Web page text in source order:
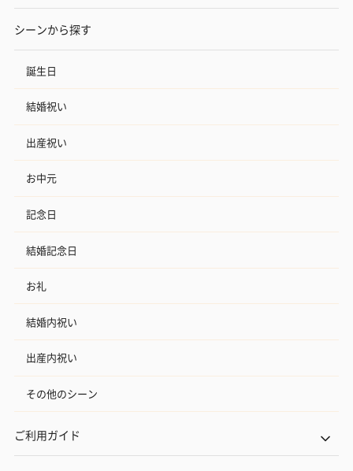
シーンから探す
誕生日
結婚祝い
出産祝い
お中元
記念日
結婚記念日
お礼
結婚内祝い
出産内祝い
その他のシーン
ご利用ガイド